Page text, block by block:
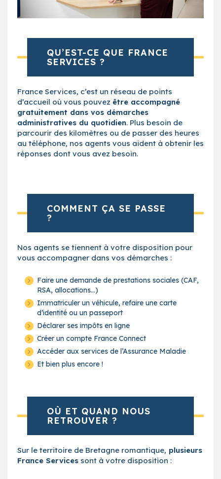
QU’EST-CE QUE FRANCE
SERVICES ?
France Services, c’est un réseau de points
d’accueil où vous pouvez être accompagné
gratuitement dans vos démarches
administratives du quotidien. Plus besoin de
parcourir des kilomètres ou de passer des heures
au téléphone, nos agents vous aident à obtenir les
réponses dont vous avez besoin.
COMMENT ÇA SE PASSE
?
Nos agents se tiennent à votre disposition pour
vous accompagner dans vos démarches :
Faire une demande de prestations sociales (CAF,
RSA, allocations…)
Immatriculer un véhicule, refaire une carte
d’identité ou un passeport
Déclarer ses impôts en ligne
Créer un compte France Connect
Accéder aux services de l’Assurance Maladie
Et bien plus encore !
OÙ ET QUAND NOUS
RETROUVER ?
Sur le territoire de Bretagne romantique, plusieurs
France Services sont à votre disposition :